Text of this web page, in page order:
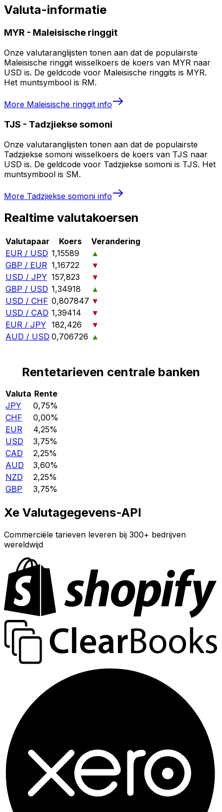
Valuta-informatie
MYR - Maleisische ringgit
Onze valutaranglijsten tonen aan dat de populairste
Maleisische ringgit wisselkoers de koers van MYR naar
USD is. De geldcode voor Maleisische ringgits is MYR.
Het muntsymbool is RM.
More Maleisische ringgit info
TJS - Tadzjiekse somoni
Onze valutaranglijsten tonen aan dat de populairste
Tadzjiekse somoni wisselkoers de koers van TJS naar
USD is. De geldcode voor Tadzjiekse somoni is TJS. Het
muntsymbool is SM.
More Tadzjiekse somoni info
Realtime valutakoersen
Valutapaar Koers
Verandering
EUR / USD 1,15589
▲
GBP / EUR 1,16722
▼
USD / JPY 157,823
▼
GBP / USD 1,34918
▲
USD / CHF 0,807847 ▼
USD / CAD 1,39414
▼
EUR / JPY 182,426
▼
AUD / USD 0,706726 ▲
Rentetarieven centrale banken
Valuta Rente
JPY
0,75%
CHF
0,00%
EUR
4,25%
USD
3,75%
CAD
2,25%
AUD
3,60%
NZD
2,25%
GBP
3,75%
Xe Valutagegevens-API
Commerciële tarieven leveren bij 300+ bedrijven
wereldwijd